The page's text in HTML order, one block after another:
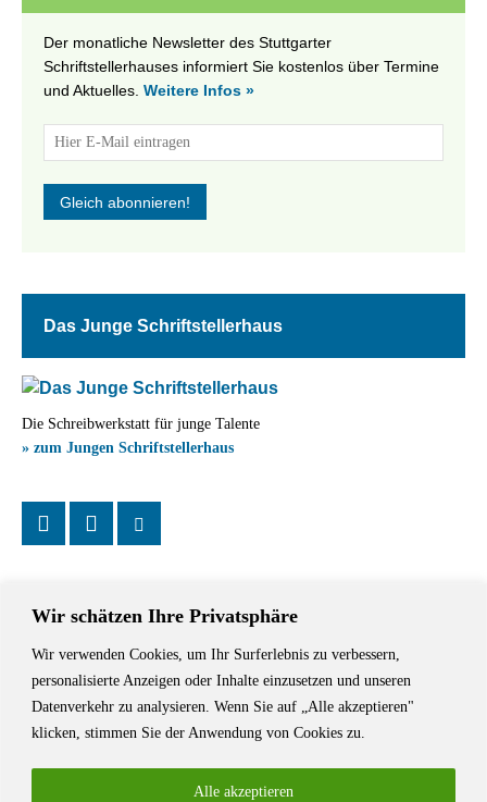
Wir schätzen Ihre Privatsphäre
Wir verwenden Cookies, um Ihr Surferlebnis zu verbessern,
personalisierte Anzeigen oder Inhalte einzusetzen und unseren
Datenverkehr zu analysieren. Wenn Sie auf „Alle akzeptieren"
klicken, stimmen Sie der Anwendung von Cookies zu.
Alle akzeptieren
Der monatliche Newsletter des Stuttgarter
Schriftstellerhauses informiert Sie kostenlos über Termine
und Aktuelles. Weitere Infos »
Das Junge Schriftstellerhaus
Die Schreibwerkstatt für junge Talente
» zum Jungen Schriftstellerhaus
Das Schriftstellerhaus ist ein beliebter Treffpunkt für Autorinnen und
Autoren aus Stuttgart und der Region sowie ein Veranstaltungsort für
Lesungen, Tagungen und Schreibwerkstätten.